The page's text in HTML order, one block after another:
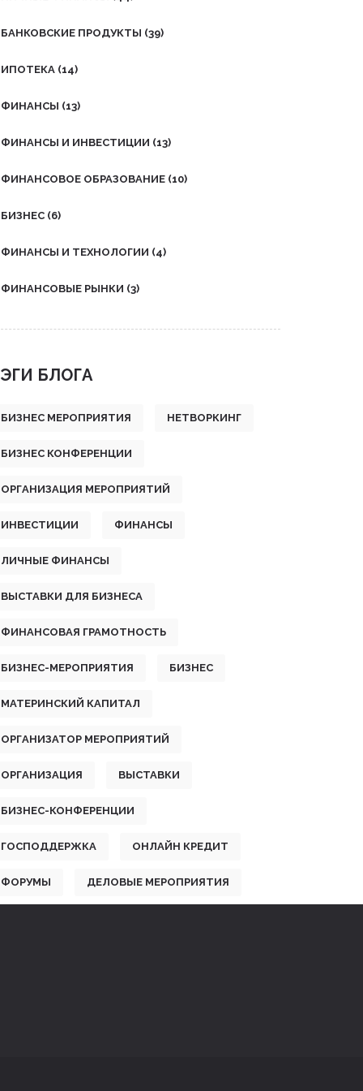
БАНКОВСКИЕ ПРОДУКТЫ (39)
ИПОТЕКА (14)
ФИНАНСЫ (13)
ФИНАНСЫ И ИНВЕСТИЦИИ (13)
ФИНАНСОВОЕ ОБРАЗОВАНИЕ (10)
БИЗНЕС (6)
ФИНАНСЫ И ТЕХНОЛОГИИ (4)
ФИНАНСОВЫЕ РЫНКИ (3)
БЛОГА
БИЗНЕС МЕРОПРИЯТИЯ НЕТВОРКИНГ
БИЗНЕС КОНФЕРЕНЦИИ
ОРГАНИЗАЦИЯ МЕРОПРИЯТИЙ
ИНВЕСТИЦИИ ФИНАНСЫ
ЛИЧНЫЕ ФИНАНСЫ
ВЫСТАВКИ ДЛЯ БИЗНЕСА
ФИНАНСОВАЯ ГРАМОТНОСТЬ
БИЗНЕС-МЕРОПРИЯТИЯ БИЗНЕС
МАТЕРИНСКИЙ КАПИТАЛ
ОРГАНИЗАТОР МЕРОПРИЯТИЙ
ОРГАНИЗАЦИЯ ВЫСТАВКИ
БИЗНЕС-КОНФЕРЕНЦИИ
ГОСПОДДЕРЖКА ОНЛАЙН КРЕДИТ
ФОРУМЫ ДЕЛОВЫЕ МЕРОПРИЯТИЯ